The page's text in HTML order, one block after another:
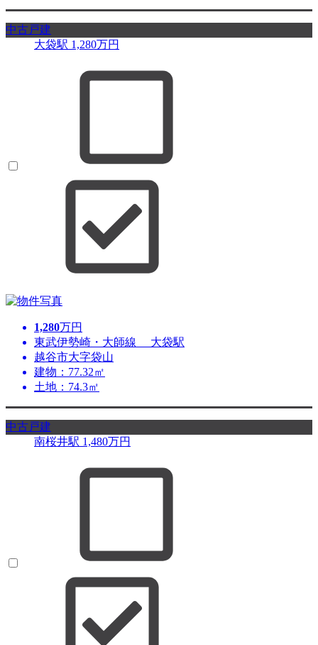
中古戸建
大袋駅 1,280万円
1,280万円
東武伊勢崎・大師線 大袋駅
越谷市大字袋山
建物：77.32㎡
土地：74.3㎡
中古戸建
南桜井駅 1,480万円